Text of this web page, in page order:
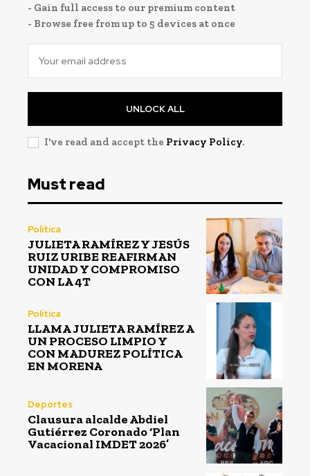
- Gain full access to our premium content
- Browse free from up to 5 devices at once
UNLOCK ALL
I've read and accept the Privacy Policy.
Must read
Política
JULIETA RAMÍREZ Y JESÚS
RUIZ URIBE REAFIRMAN
UNIDAD Y COMPROMISO
CON LA 4T
Política
LLAMA JULIETA RAMÍREZ A
UN PROCESO LIMPIO Y
CON MADUREZ POLÍTICA
EN MORENA
Deportes
Clausura alcalde Abdiel
Gutiérrez Coronado ‘Plan
Vacacional IMDET 2026’